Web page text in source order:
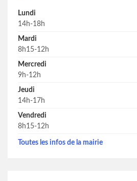
Lundi
14h-18h
Mardi
8h15-12h
Mercredi
9h-12h
Jeudi
14h-17h
Vendredi
8h15-12h
Toutes les infos de la mairie